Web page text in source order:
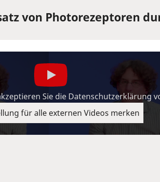
von Photorezeptoren
Sie die Datenschutzerklärung
für alle externen Videos merken